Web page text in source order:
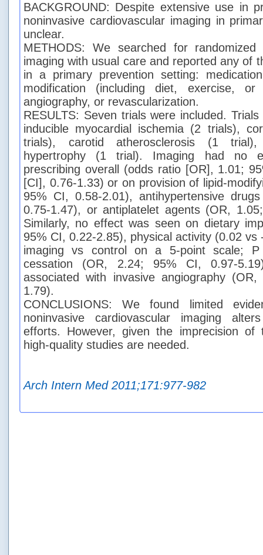
BACKGROUND: Despite extensive use in
noninvasive cardiovascular imaging in
unclear.
METHODS: We searched for
imaging with usual care and reported any of
in a primary prevention setting:
modification (including diet, exercise, or
angiography, or revascularization.
RESULTS: Seven trials were included.
inducible myocardial ischemia (2 trials),
trials), carotid atherosclerosis (1
hypertrophy (1 trial). Imaging had no
prescribing overall (odds ratio [OR], 1.01;
[CI], 0.76-1.33) or on provision of lipid-
95% CI, 0.58-2.01), antihypertensive
0.75-1.47), or antiplatelet agents (OR,
Similarly, no effect was seen on dietary
95% CI, 0.22-2.85), physical activity (0.02 vs
imaging vs control on a 5-point scale;
cessation (OR, 2.24; 95% CI, 0.97-
associated with invasive angiography
1.79).
CONCLUSIONS: We found limited
noninvasive cardiovascular imaging
efforts. However, given the imprecision of
high-quality studies are needed.
Arch Intern Med 2011;171:977-982